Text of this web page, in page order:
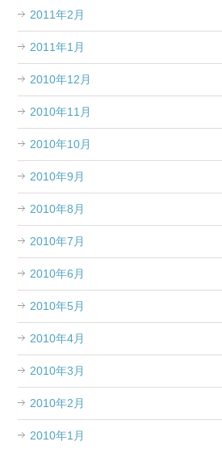
2011年2月
2011年1月
2010年12月
2010年11月
2010年10月
2010年9月
2010年8月
2010年7月
2010年6月
2010年5月
2010年4月
2010年3月
2010年2月
2010年1月